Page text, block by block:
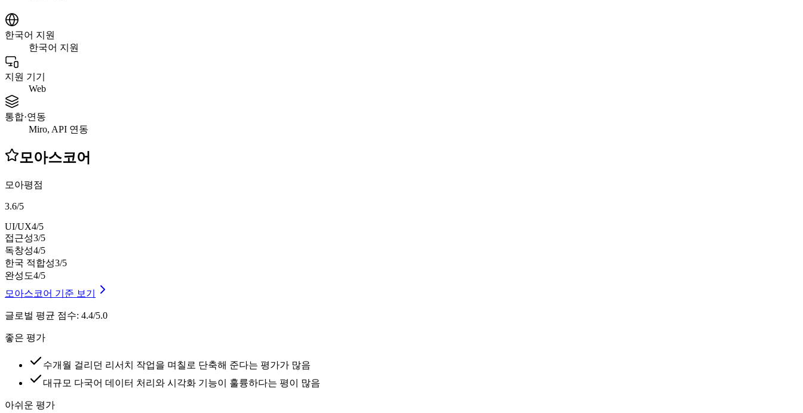
한국어 지원
한국어 지원
지원 기기
Web
통합·연동
Miro, API 연동
모아스코어
모아평점
3.6/5
UI/UX4/5
접근성3/5
독창성4/5
한국 적합성3/5
완성도4/5
모아스코어 기준 보기
글로벌 평균 점수: 4.4/5.0
좋은 평가
수개월 걸리던 리서치 작업을 며칠로 단축해 준다는 평가가 많음
대규모 다국어 데이터 처리와 시각화 기능이 훌륭하다는 평이 많음
아쉬운 평가